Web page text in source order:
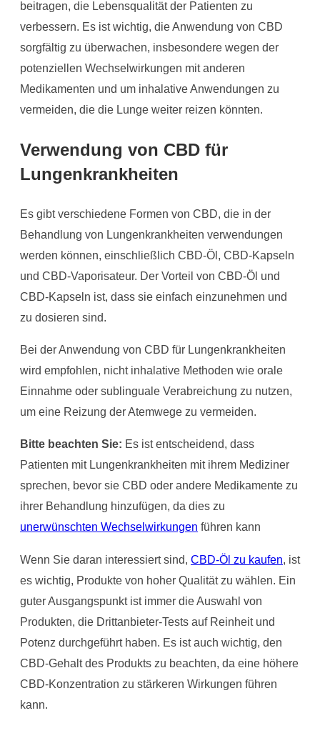
beitragen, die Lebensqualität der Patienten zu
verbessern. Es ist wichtig, die Anwendung von CBD
sorgfältig zu überwachen, insbesondere wegen der
potenziellen Wechselwirkungen mit anderen
Medikamenten und um inhalative Anwendungen zu
vermeiden, die die Lunge weiter reizen könnten.
Verwendung von CBD für
Lungenkrankheiten
Es gibt verschiedene Formen von CBD, die in der
Behandlung von Lungenkrankheiten verwendungen
werden können, einschließlich CBD-Öl, CBD-Kapseln
und CBD-Vaporisateur. Der Vorteil von CBD-Öl und
CBD-Kapseln ist, dass sie einfach einzunehmen und
zu dosieren sind.
Bei der Anwendung von CBD für Lungenkrankheiten
wird empfohlen, nicht inhalative Methoden wie orale
Einnahme oder sublinguale Verabreichung zu nutzen,
um eine Reizung der Atemwege zu vermeiden.
Bitte beachten Sie: Es ist entscheidend, dass
Patienten mit Lungenkrankheiten mit ihrem Mediziner
sprechen, bevor sie CBD oder andere Medikamente zu
ihrer Behandlung hinzufügen, da dies zu
unerwünschten Wechselwirkungen führen kann
Wenn Sie daran interessiert sind, CBD-Öl zu kaufen, ist
es wichtig, Produkte von hoher Qualität zu wählen. Ein
guter Ausgangspunkt ist immer die Auswahl von
Produkten, die Drittanbieter-Tests auf Reinheit und
Potenz durchgeführt haben. Es ist auch wichtig, den
CBD-Gehalt des Produkts zu beachten, da eine höhere
CBD-Konzentration zu stärkeren Wirkungen führen
kann.